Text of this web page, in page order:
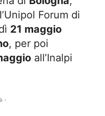
Forum di
21 maggio
, per poi
all’Inalpi
-